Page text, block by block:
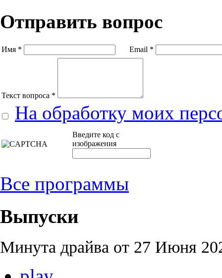
Отправить вопрос
Имя * Email *
Текст вопроса *
На обработку моих
Введите код с
изображения
Все программы
Выпуски
Минута драйва от 27 Июня